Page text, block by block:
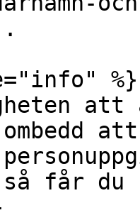
%}
så får